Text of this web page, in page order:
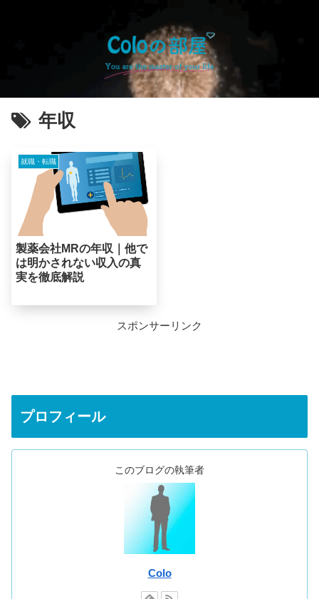
年収
就職・転職
製薬会社MRの年収｜他で
は明かされない収入の真
実を徹底解説
スポンサーリンク
プロフィール
このブログの執筆者
Colo